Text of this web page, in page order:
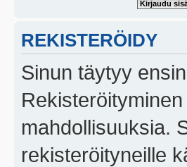
REKISTERÖIDY
Sinun täytyy
mahdollisuuksia.
rekisteröityneille